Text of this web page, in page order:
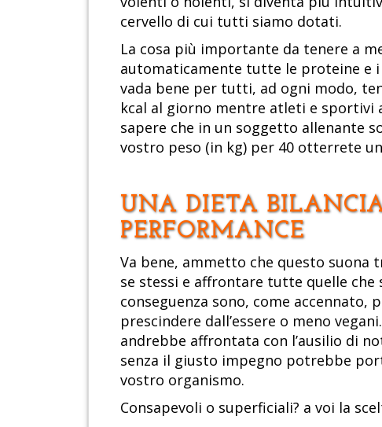
cervello di cui tutti siamo dotati.
La cosa più importante da tenere a
automaticamente tutte le proteine e
vada bene per tutti, ad ogni modo,
kcal al giorno mentre atleti e sportivi
sapere che in un soggetto allenante
vostro peso (in kg) per 40 otterrete
UNA DIETA
PERFORMANCE
Va bene, ammetto che questo suona
se stessi e affrontare tutte quelle
conseguenza sono, come
prescindere dall’essere o meno
andrebbe affrontata con l’ausilio di
senza il giusto impegno potrebbe
vostro organismo.
Consapevoli o superficiali? a voi la